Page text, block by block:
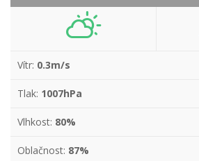
Vítr: 0.3m/s
Tlak: 1007hPa
Vlhkost: 80%
Oblačnost: 87%